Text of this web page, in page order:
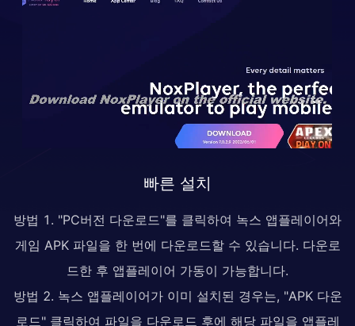
빠른 설치
방법 1. "PC버전 다운로드"를 클릭하여 녹스 앱플레이어와
게임 APK 파일을 한 번에 다운로드할 수 있습니다. 다운로
드한 후 앱플레이어 가동이 가능합니다.
방법 2. 녹스 앱플레이어가 이미 설치된 경우는, "APK 다운
로드" 클릭하여 파일을 다운로드 후에 해당 파일을 앱플레